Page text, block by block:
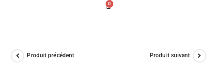
0
Produit précédent Produit suivant